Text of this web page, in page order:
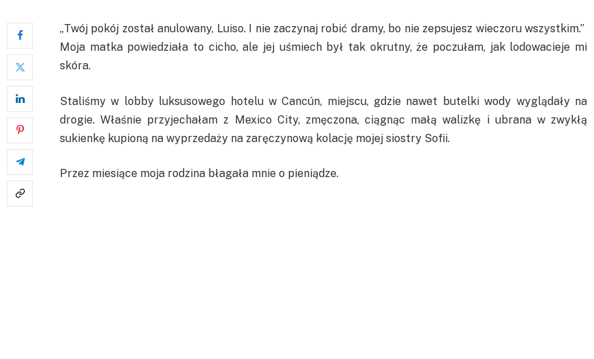
„Twój pokój został anulowany, Luiso. I nie zaczynaj robić dramy, bo nie zepsujesz wieczoru wszystkim.”
Moja matka powiedziała to cicho, ale jej uśmiech był tak okrutny, że poczułam, jak lodowacieje mi
skóra.
Staliśmy w lobby luksusowego hotelu w Cancún, miejscu, gdzie nawet butelki wody wyglądały na
drogie. Właśnie przyjechałam z Mexico City, zmęczona, ciągnąc małą walizkę i ubrana w zwykłą
sukienkę kupioną na wyprzedaży na zaręczynową kolację mojej siostry Sofii.
Przez miesiące moja rodzina błagała mnie o pieniądze.